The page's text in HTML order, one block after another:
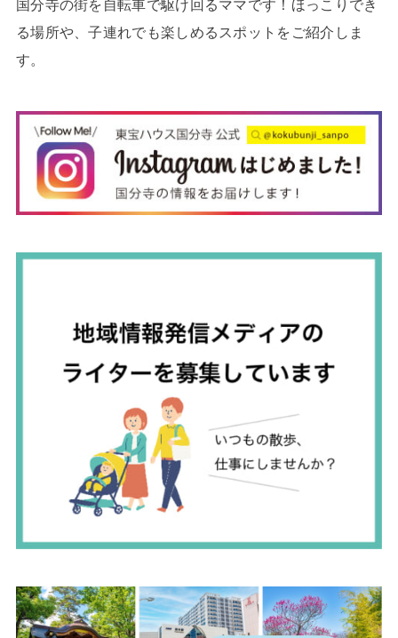
国分寺の街を自転車で駆け回るママです！ほっこりでき
る場所や、子連れでも楽しめるスポットをご紹介しま
す。